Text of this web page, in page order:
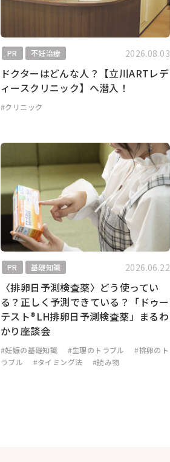
PR 不妊治療 2026.08.03
ドクターはどんな人？【立川ARTレデ
ィースクリニック】へ潜入！
#クリニック
PR 基礎知識 2026.06.22
〈排卵日予測検査薬〉どう使ってい
る？正しく予測できている？「ドゥー
テスト®LH排卵日予測検査薬」まるわ
かり座談会
#妊娠の基礎知識 #生理のトラブル
#排卵のト
ラブル
#タイミング法 #読み物